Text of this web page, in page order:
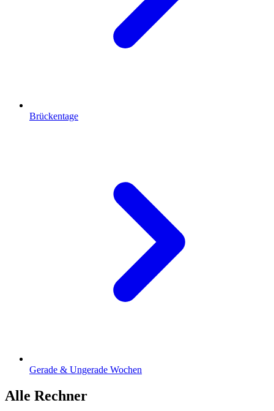
Brückentage
Gerade & Ungerade Wochen
Alle Rechner